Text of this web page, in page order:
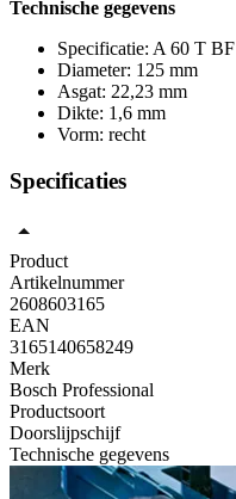
Technische gegevens
Specificatie: A 60 T BF
Diameter: 125 mm
Asgat: 22,23 mm
Dikte: 1,6 mm
Vorm: recht
Specificaties
Product
Artikelnummer
2608603165
EAN
3165140658249
Merk
Bosch Professional
Productsoort
Doorslijpschijf
Technische gegevens